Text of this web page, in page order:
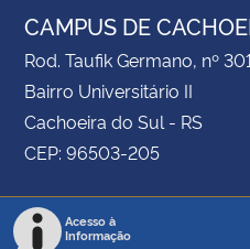
CAMPUS DE
Rod. Taufik Germano, nº
Bairro Universitário II
Cachoeira do Sul - RS
CEP: 96503-205
Acesso à
Informação